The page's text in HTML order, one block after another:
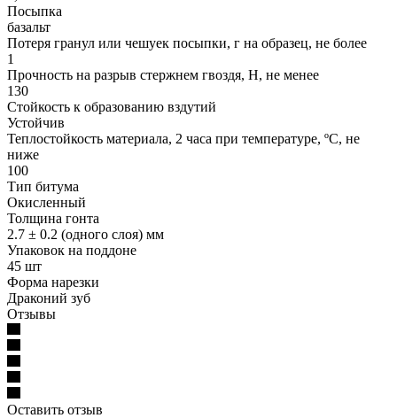
Посыпка
базальт
Потеря гранул или чешуек посыпки, г на образец, не более
1
Прочность на разрыв стержнем гвоздя, Н, не менее
130
Стойкость к образованию вздутий
Устойчив
Теплостойкость материала, 2 часа при температуре, ºС, не
ниже
100
Тип битума
Окисленный
Толщина гонта
2.7 ± 0.2 (одного слоя) мм
Упаковок на поддоне
45 шт
Форма нарезки
Драконий зуб
Отзывы
Оставить отзыв